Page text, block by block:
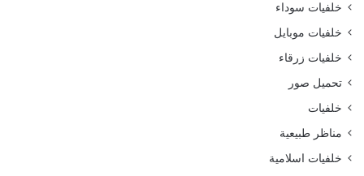
خلفيات سوداء
خلفيات موبايل
خلفيات زرقاء
تحميل صور
خلفيات
مناظر طبيعية
خلفيات اسلامية